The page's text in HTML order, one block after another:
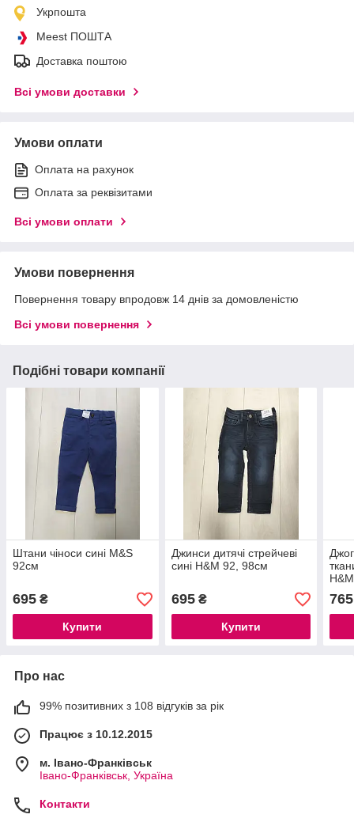
Укрпошта
Meest ПОШТА
Доставка поштою
Всі умови доставки
Умови оплати
Оплата на рахунок
Оплата за реквізитами
Всі умови оплати
Умови повернення
Повернення товару впродовж 14 днів за домовленістю
Всі умови повернення
Подібні товари компанії
Штани чіноси сині M&S
92см
695 ₴
Купити
Джинси дитячі cтрейчеві
сині H&M 92, 98см
695₴
Купити
765
Про нас
99% позитивних з 108 відгуків за рік
Працює з 10.12.2015
м. Івано-Франківськ
Івано-Франківськ, Україна
Контакти